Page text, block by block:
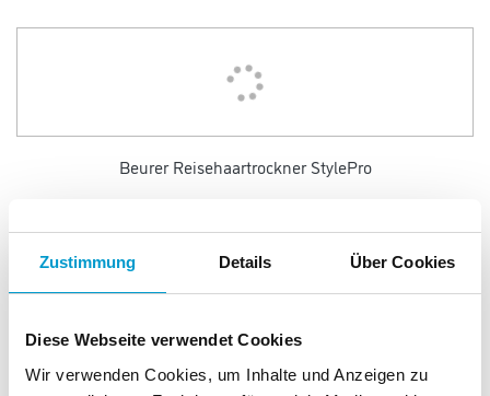
Zustimmung Details Über Cookies
Diese Webseite verwendet Cookies
Wir verwenden Cookies, um Inhalte und Anzeigen zu
Beurer Reisehaartrockner StylePro